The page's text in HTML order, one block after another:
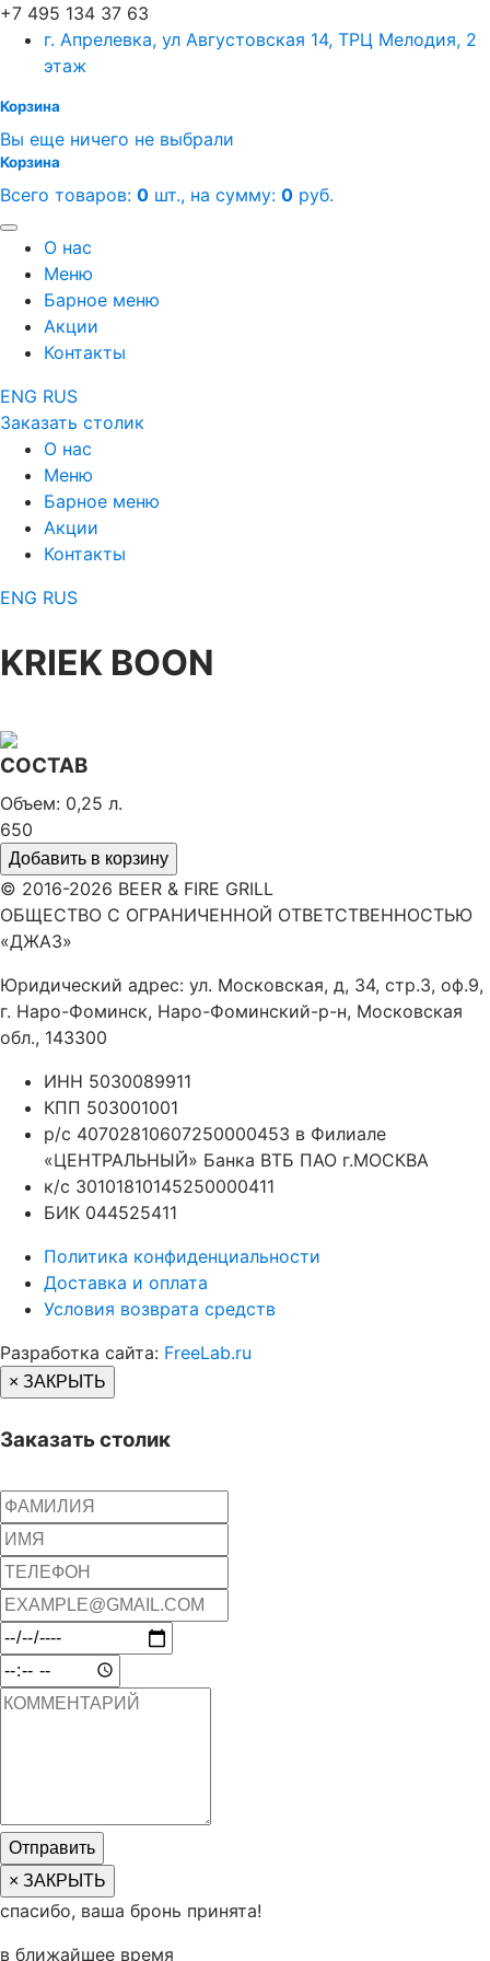
+7 495 134 37 63
г. Апрелевка, ул Августовская 14, ТРЦ Мелодия, 2
этаж
Корзина
Вы еще ничего не выбрали
Корзина
Всего товаров: 0 шт., на сумму: 0 руб.
О нас
Меню
Барное меню
Акции
Контакты
ENG RUS
Заказать столик
О нас
Меню
Барное меню
Акции
Контакты
ENG RUS
KRIEK BOON
СОСТАВ
Объем: 0,25 л.
650
Добавить в корзину
© 2016-2026 BEER & FIRE GRILL
ОБЩЕСТВО С ОГРАНИЧЕННОЙ ОТВЕТСТВЕННОСТЬЮ
«ДЖАЗ»
Юридический адрес: ул. Московская, д, 34, стр.3, оф.9,
г. Наро-Фоминск, Наро-Фоминский-р-н, Московская
обл., 143300
ИНН 5030089911
КПП 503001001
р/с 40702810607250000453 в Филиале
«ЦЕНТРАЛЬНЫЙ» Банка ВТБ ПАО г.МОСКВА
к/с 30101810145250000411
БИК 044525411
Политика конфиденциальности
Доставка и оплата
Условия возврата средств
Разработка сайта: FreeLab.ru
× ЗАКРЫТЬ
Заказать столик
Отправить
× ЗАКРЫТЬ
спасибо, ваша бронь принята!
в ближайшее время